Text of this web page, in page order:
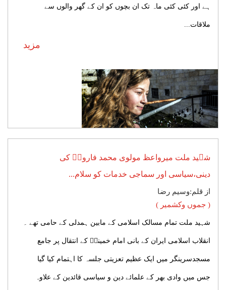
ہے اور کئی کئی ماہ تک ان بچوں کو ان کے گھر والوں سے
ملاقات...
مزید
شہید ملت میرواعظ مولوی محمد فاروقؒ کی
دینی،سیاسی اور سماجی خدمات کو سلام...
از قلم:وسیم رضا
( جموں وکشمیر )
شہید ملت تمام مسالک اسلامی کے مابین ہمدلی کے حامی تھے ۔
انقلاب اسلامی ایران کے بانی امام خمینیؒ کے انتقال پر جامع
مسجدسرینگر میں ایک عظیم تعزیتی جلسہ کا اہتمام کیا گیا
جس میں وادی بھر کے علمائے دین و سیاسی قائدین کے علاوہ